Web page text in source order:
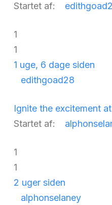
Startet af:
1
1
1 uge, 6 dage siden
edithgoad28
Ignite the excitement
Startet af:
1
1
2 uger siden
alphonselaney